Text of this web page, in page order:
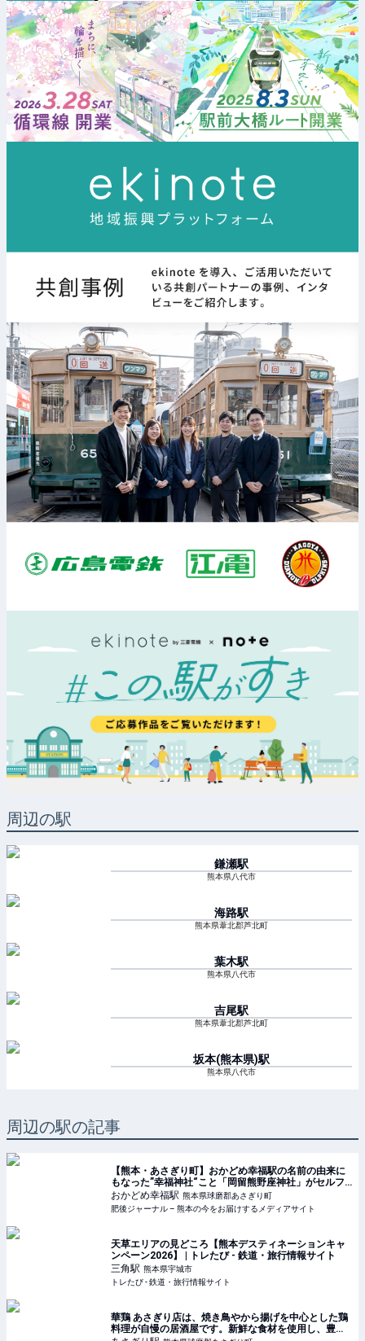
周辺の駅
鎌瀬駅
熊本県八代市
海路駅
熊本県葦北郡芦北町
葉木駅
熊本県八代市
吉尾駅
熊本県葦北郡芦北町
坂本(熊本県)駅
熊本県八代市
周辺の駅の記事
【熊本・あさぎり町】おかどめ幸福駅の名前の由来に
もなった”幸福神社“こと「岡留熊野座神社」がセルフ
サービスすぎる。 | 肥後ジャーナル – 熊本の今をお届
けするメディアサイト
おかどめ幸福駅 熊本県球磨郡あさぎり町
肥後ジャーナル – 熊本の今をお届けするメディアサイト
天草エリアの見どころ【熊本デスティネーションキャ
ンペーン2026】 | トレたび - 鉄道・旅行情報サイト
三角駅 熊本県宇城市
トレたび - 鉄道・旅行情報サイト
華鶏 あさぎり店は、焼き鳥やから揚げを中心とした鶏
料理が自慢の居酒屋です。新鮮な食材を使用し、豊富